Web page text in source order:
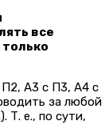
все
только
П2, А3 с П3, А4 с
за любой
Т. е., по сути,